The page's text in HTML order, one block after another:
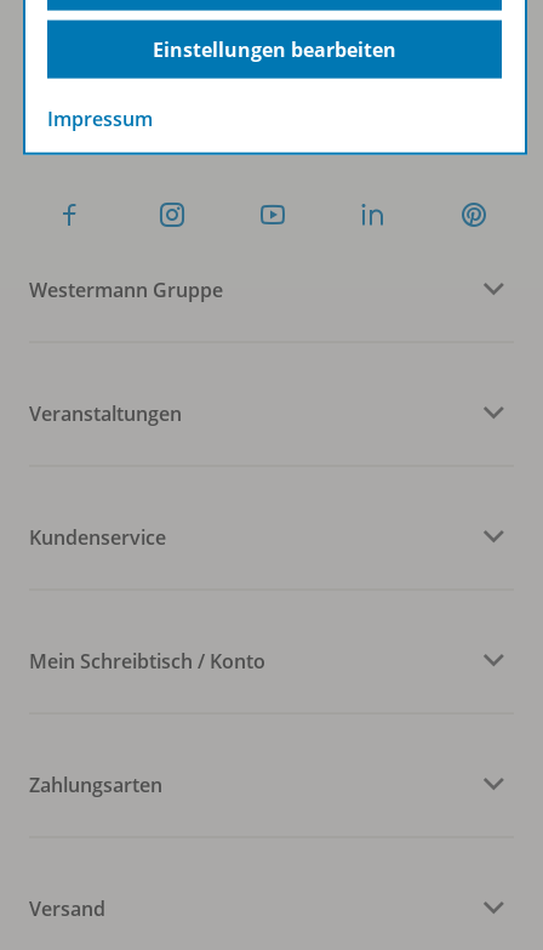
Folgen Sie uns auf Social Media
Westermann Gruppe
Veranstaltungen
Kundenservice
Mein Schreibtisch / Konto
Zahlungsarten
Versand
Einstellungen bearbeiten
Impressum